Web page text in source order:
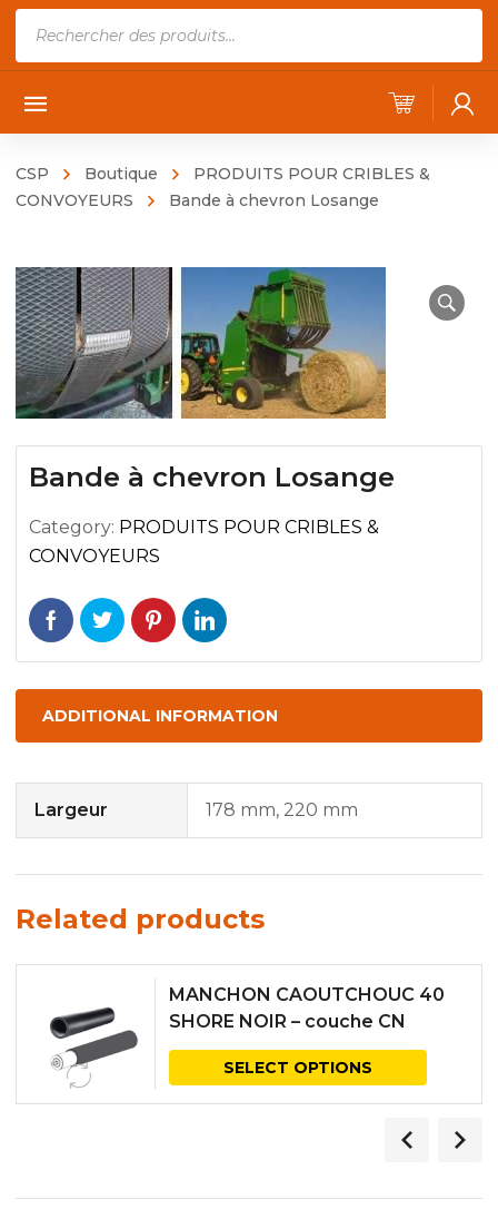
CSP Boutique
PRODUITS POUR CRIBLES &
CONVOYEURS
Bande à chevron Losange
Bande à chevron Losange
Category: PRODUITS POUR CRIBLES &
CONVOYEURS
ADDITIONAL INFORMATION
Largeur 178 mm, 220 mm
Related products
MANCHON CAOUTCHOUC 40
SHORE NOIR – couche CN
SELECT OPTIONS